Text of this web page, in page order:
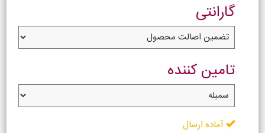
گارانتی
تامین کننده
آماده ارسال